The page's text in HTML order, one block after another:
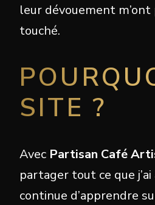
leur dévouement
touché.
SITE ?
Avec Partisan Café
partager tout ce que
continue d’apprendre